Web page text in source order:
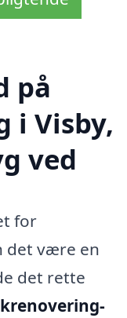
på
i Visby,
ved
for
det være en
det rette